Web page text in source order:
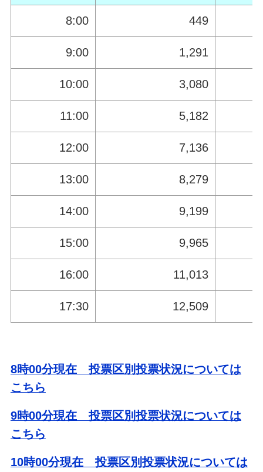
8:00 449
9:00 1,291
10:00 3,080
11:00 5,182
12:00 7,136
13:00 8,279
14:00 9,199
15:00 9,965
16:00 11,013
17:30 12,509
8時00分現在 投票区別投票状況については
こちら
9時00分現在 投票区別投票状況については
こちら
10時00分現在 投票区別投票状況については